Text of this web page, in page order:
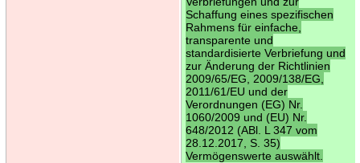
Schaffung eines spezifischen
Rahmens für einfache,
transparente und
standardisierte Verbriefung und
zur Änderung der Richtlinien
2009/65/EG, 2009/138/EG,
2011/61/EU und der
Verordnungen (EG) Nr.
1060/2009 und (EU) Nr.
648/2012 (ABl. L 347 vom
28.12.2017, S. 35)
Vermögenswerte auswählt.